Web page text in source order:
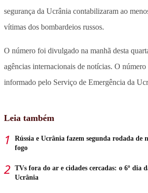
segurança da Ucrânia contabilizaram ao
vítimas dos bombardeios russos.
O número foi divulgado na manhã desta
agências internacionais de notícias. O
informado pelo Serviço de Emergência da
Leia também
Rússia e Ucrânia fazem segunda rodada de
fogo
TVs fora do ar e cidades cercadas: o 6º dia
Ucrânia